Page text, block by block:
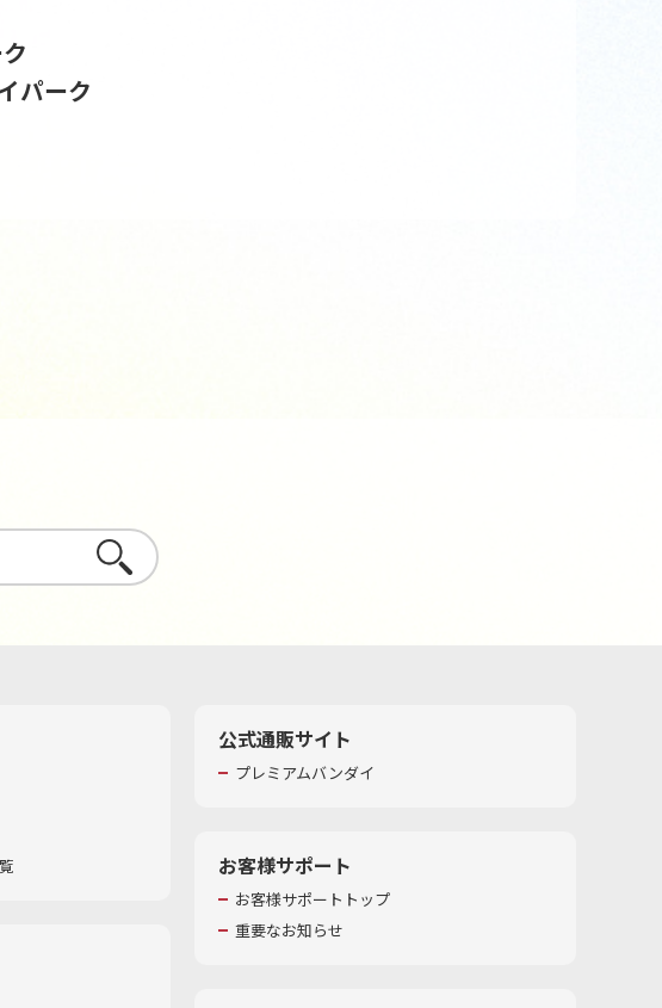
パーク
さがす
公式通販サイト
プレミアムバンダイ
お客様サポート
お客様サポートトップ
重要なお知らせ